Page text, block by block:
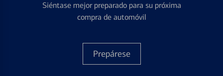
Siéntase mejor preparado para su próxima
compra de automóvil
Prepárese